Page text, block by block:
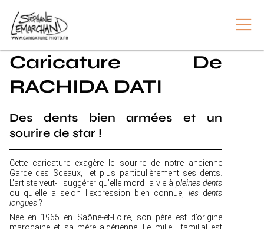
Caricature De
RACHIDA DATI
Des dents bien armées et un
sourire de star !
Cette caricature exagère le sourire de notre ancienne
Garde des Sceaux, et plus particulièrement ses dents.
L’artiste veut-il suggérer qu’elle mord la vie à pleines dents
ou qu’elle a selon l’expression bien connue, lesdents
longues?
Née en 1965 en Saône-et-Loire, son père est d’origine